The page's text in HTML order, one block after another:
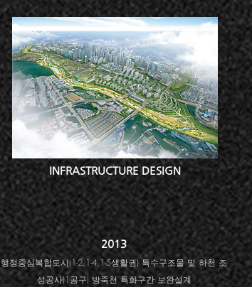
INFRASTRUCTURE DESIGN
2013
행정중심복합도시(1-2,1-4,1-5생활권) 특수구조물 및 하천 조
성공사(1공구) 방죽천 특화구간 보완설계